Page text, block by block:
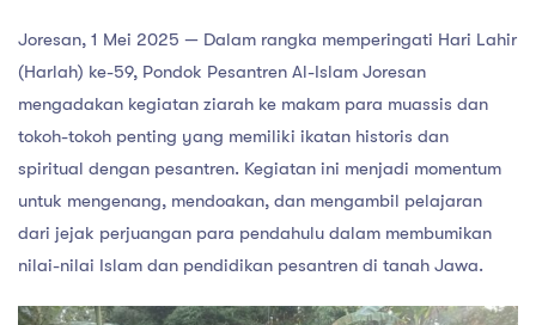
Joresan, 1 Mei 2025 — Dalam rangka memperingati Hari Lahir
(Harlah) ke-59, Pondok Pesantren Al-Islam Joresan
mengadakan kegiatan ziarah ke makam para muassis dan
tokoh-tokoh penting yang memiliki ikatan historis dan
spiritual dengan pesantren. Kegiatan ini menjadi momentum
untuk mengenang, mendoakan, dan mengambil pelajaran
dari jejak perjuangan para pendahulu dalam membumikan
nilai-nilai Islam dan pendidikan pesantren di tanah Jawa.